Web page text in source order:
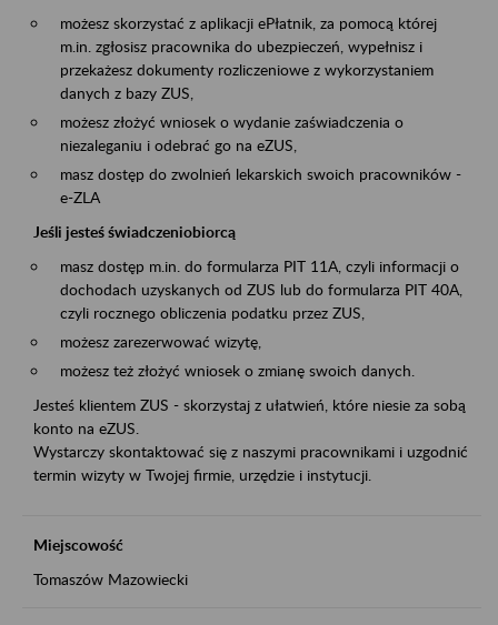
możesz skorzystać z aplikacji ePłatnik, za pomocą której
m.in. zgłosisz pracownika do ubezpieczeń, wypełnisz i
przekażesz dokumenty rozliczeniowe z wykorzystaniem
danych z bazy ZUS,
możesz złożyć wniosek o wydanie zaświadczenia o
niezaleganiu i odebrać go na eZUS,
masz dostęp do zwolnień lekarskich swoich pracowników -
e-ZLA
Jeśli jesteś świadczeniobiorcą
masz dostęp m.in. do formularza PIT 11A, czyli informacji o
dochodach uzyskanych od ZUS lub do formularza PIT 40A,
czyli rocznego obliczenia podatku przez ZUS,
możesz zarezerwować wizytę,
możesz też złożyć wniosek o zmianę swoich danych.
Jesteś klientem ZUS - skorzystaj z ułatwień, które niesie za sobą
konto na eZUS.
Wystarczy skontaktować się z naszymi pracownikami i uzgodnić
termin wizyty w Twojej firmie, urzędzie i instytucji.
Miejscowość
Tomaszów Mazowiecki